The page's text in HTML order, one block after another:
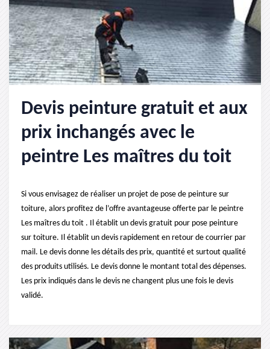
Devis peinture gratuit et aux
prix inchangés avec le
peintre Les maîtres du toit
Si vous envisagez de réaliser un projet de pose de peinture sur
toiture, alors profitez de l’offre avantageuse offerte par le peintre
Les maîtres du toit . Il établit un devis gratuit pour pose peinture
sur toiture. Il établit un devis rapidement en retour de courrier par
mail. Le devis donne les détails des prix, quantité et surtout qualité
des produits utilisés. Le devis donne le montant total des dépenses.
Les prix indiqués dans le devis ne changent plus une fois le devis
validé.